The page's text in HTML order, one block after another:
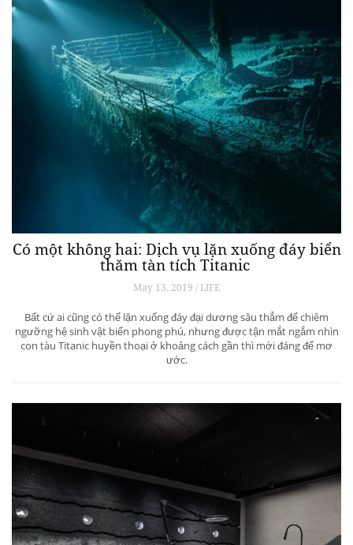
Có một không hai: Dịch vụ lặn xuống đáy biển
thăm tàn tích Titanic
May 13, 2019 / LIFE
Bất cứ ai cũng có thể lặn xuống đáy đại dương sâu thẳm để chiêm
ngưỡng hệ sinh vật biển phong phú, nhưng được tận mắt ngắm nhìn
con tàu Titanic huyền thoại ở khoảng cách gần thì mới đáng để mơ
ước.